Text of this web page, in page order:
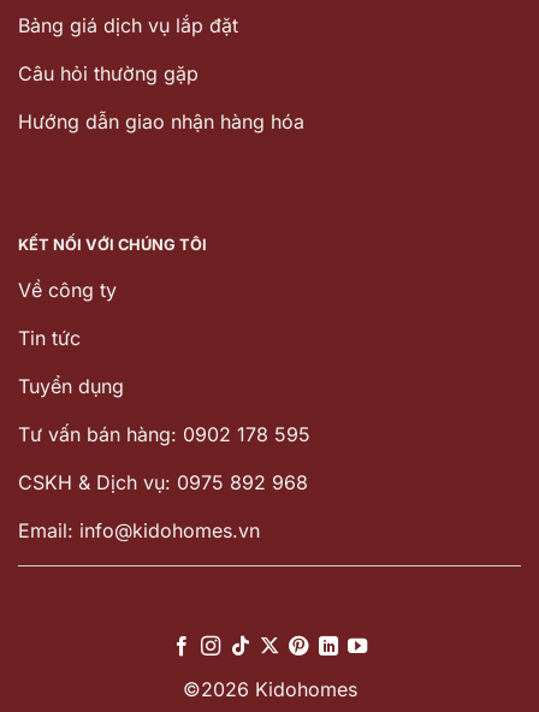
Bảng giá dịch vụ lắp đặt
Câu hỏi thường gặp
Hướng dẫn giao nhận hàng hóa
KẾT NỐI VỚI CHÚNG TÔI
Về công ty
Tin tức
Tuyển dụng
Tư vấn bán hàng: 0902 178 595
CSKH & Dịch vụ: 0975 892 968
Email: info@kidohomes.vn
©2026 Kidohomes